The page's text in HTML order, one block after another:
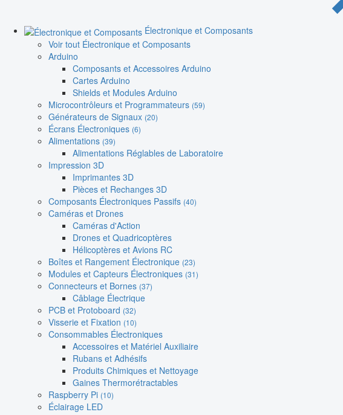
Électronique et Composants
Voir tout Électronique et Composants
Arduino
Composants et Accessoires Arduino
Cartes Arduino
Shields et Modules Arduino
Microcontrôleurs et Programmateurs (59)
Générateurs de Signaux (20)
Écrans Électroniques (6)
Alimentations (39)
Alimentations Réglables de Laboratoire
Impression 3D
Imprimantes 3D
Pièces et Rechanges 3D
Composants Électroniques Passifs (40)
Caméras et Drones
Caméras d'Action
Drones et Quadricoptères
Hélicoptères et Avions RC
Boîtes et Rangement Électronique (23)
Modules et Capteurs Électroniques (31)
Connecteurs et Bornes (37)
Câblage Électrique
PCB et Protoboard (32)
Visserie et Fixation (10)
Consommables Électroniques
Accessoires et Matériel Auxiliaire
Rubans et Adhésifs
Produits Chimiques et Nettoyage
Gaines Thermorétractables
Raspberry Pi (10)
Éclairage LED